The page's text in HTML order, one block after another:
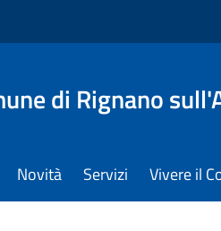
di Rignano
Novità Servizi Vivere il